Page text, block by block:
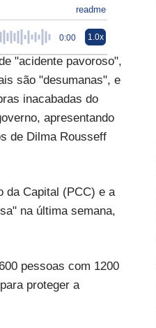
readme
0:00 1.0x
"acidente pavoroso",
são "desumanas", e
inacabadas do
apresentando
de Dilma Rousseff
da Capital (PCC) e a
na última semana,
pessoas com 1200
proteger a